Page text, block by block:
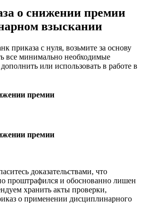
о снижении премии
взыскании
приказа с нуля, возьмите за основу
все минимально необходимые
или использовать в работе в
премии
премии
доказательствами, что
проштрафился и обоснованно лишен
хранить акты проверки,
о применении дисциплинарного